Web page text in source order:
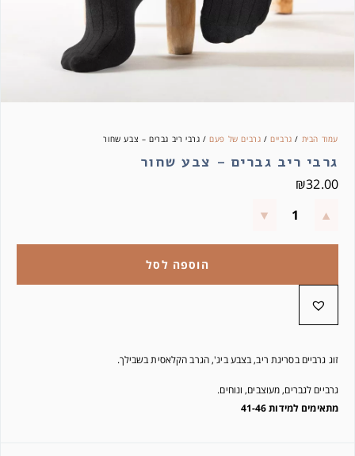
עמוד הבית / גרביים/ גרבים של פעם/ גרבי ריב גברים – צבע שחור
גרבי ריב גברים – צבע שחור
₪32.00
הוספה לסל
זוג גרביים בסריגת ריב, בצבע ביג', הגרב הקלאסית בשבילך.
גרביים לגברים, מעוצבים, ונוחים.
מתאימים למידות 41-46